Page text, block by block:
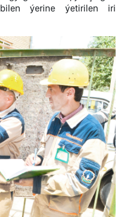
bilen ýerine ýetirilen iri